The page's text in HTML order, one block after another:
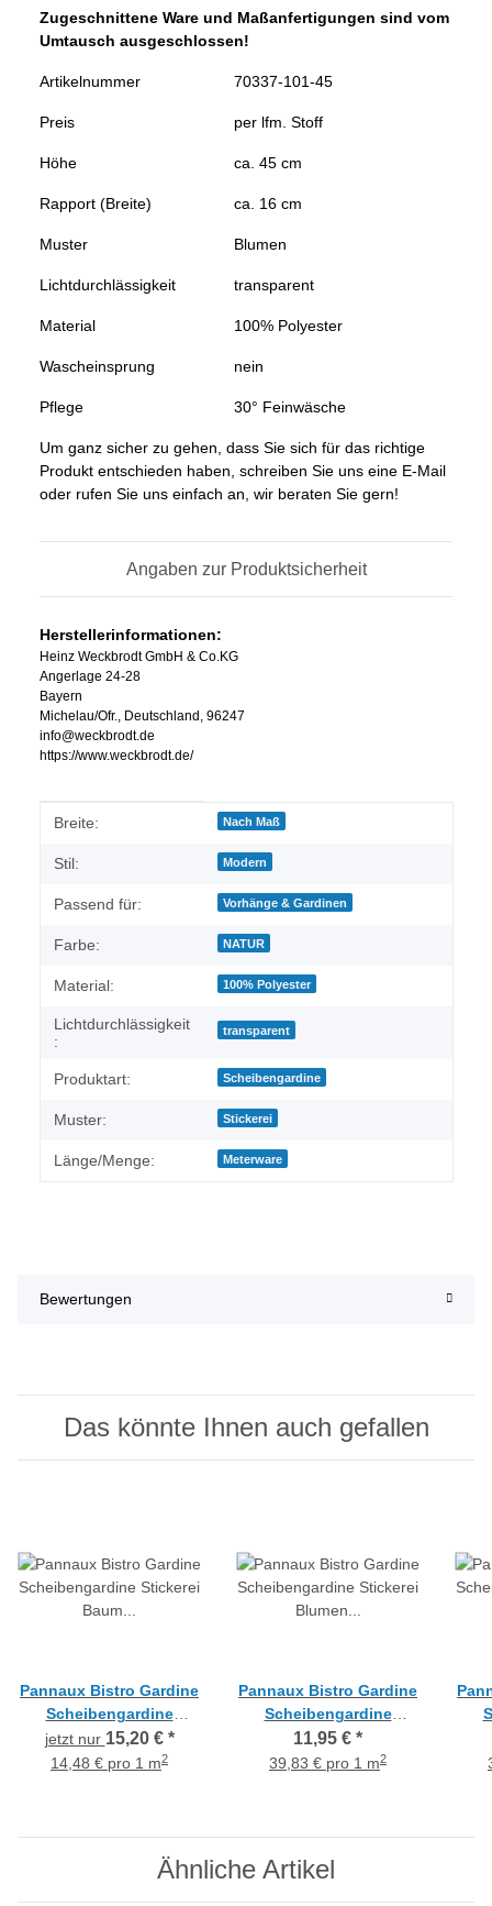
Zugeschnittene Ware und Maßanfertigungen sind vom
Umtausch ausgeschlossen!
Artikelnummer 70337-101-45
Preis per lfm. Stoff
Höhe ca. 45 cm
Rapport (Breite) ca. 16 cm
Muster Blumen
Lichtdurchlässigkeit transparent
Material 100% Polyester
Wascheinsprung nein
Pflege 30° Feinwäsche
Um ganz sicher zu gehen, dass Sie sich für das richtige
Produkt entschieden haben, schreiben Sie uns eine E-Mail
oder rufen Sie uns einfach an, wir beraten Sie gern!
Angaben zur Produktsicherheit
Herstellerinformationen:
Heinz Weckbrodt GmbH & Co.KG
Angerlage 24-28
Bayern
Michelau/Ofr., Deutschland, 96247
info@weckbrodt.de
https://www.weckbrodt.de/
Produkteigenschaft
Wert
Breite: Nach Maß
Stil: Modern
Passend für: Vorhänge & Gardinen
Farbe: NATUR
Material: 100% Polyester
Lichtdurchlässigkeit
:
transparent
Produktart: Scheibengardine
Muster: Stickerei
Länge/Menge: Meterware
Bewertungen
Das könnte Ihnen auch gefallen
Pannaux Bistro Gardine
Scheibengardine
Stickerei Baum weiß H
45 cm, Reststück 2,35 m
jetzt nur 15,20 € *
14,48 € pro 1 m2
Pannaux Bistro Gardine
Scheibengardine
Stickerei Blumen creme
H 30 cm, Meterware
11,95 € *
39,83 € pro 1 m2
Ähnliche Artikel